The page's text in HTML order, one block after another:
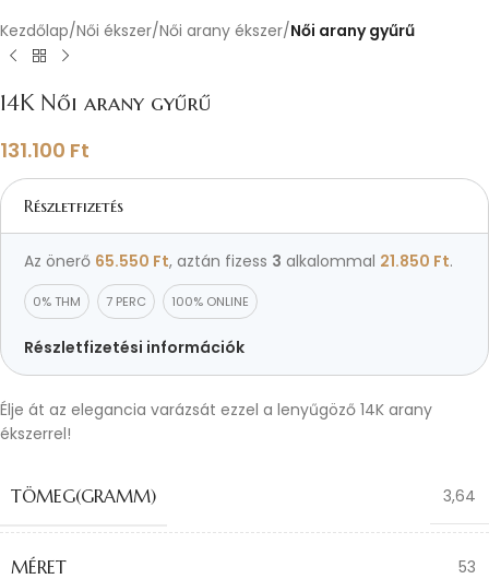
Kezdőlap Női ékszer Női arany ékszer Női arany gyűrű
14K Női arany gyűrű
131.100 Ft
Részletfizetés
Az önerő 65.550 Ft, aztán fizess 3 alkalommal 21.850 Ft.
0% THM 7 PERC 100% ONLINE
Részletfizetési információk
Élje át az elegancia varázsát ezzel a lenyűgöző 14K arany
ékszerrel!
TÖMEG(GRAMM) 3,64
MÉRET 53